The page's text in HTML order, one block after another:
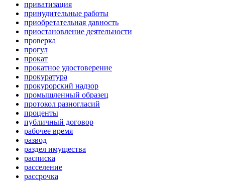
приватизация
принудительные работы
приобретательная давность
приостановление деятельности
проверка
прогул
прокат
прокатное удостоверение
прокуратура
прокурорский надзор
промышленный образец
протокол разногласий
проценты
публичный договор
рабочее время
развод
раздел имущества
расписка
расселение
рассрочка